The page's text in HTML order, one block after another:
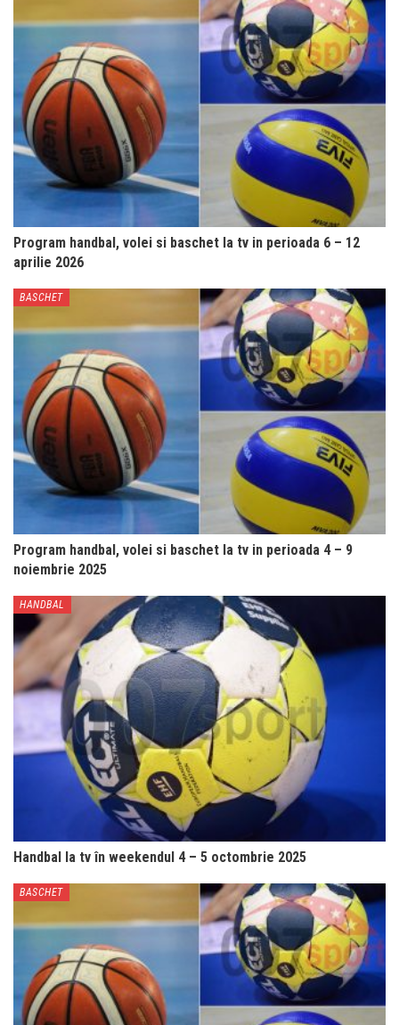
Program handbal, volei si baschet la tv in perioada 6 – 12
aprilie 2026
BASCHET
Program handbal, volei si baschet la tv in perioada 4 – 9
noiembrie 2025
HANDBAL
Handbal la tv în weekendul 4 – 5 octombrie 2025
BASCHET